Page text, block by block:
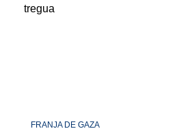
FRANJA DE GAZA